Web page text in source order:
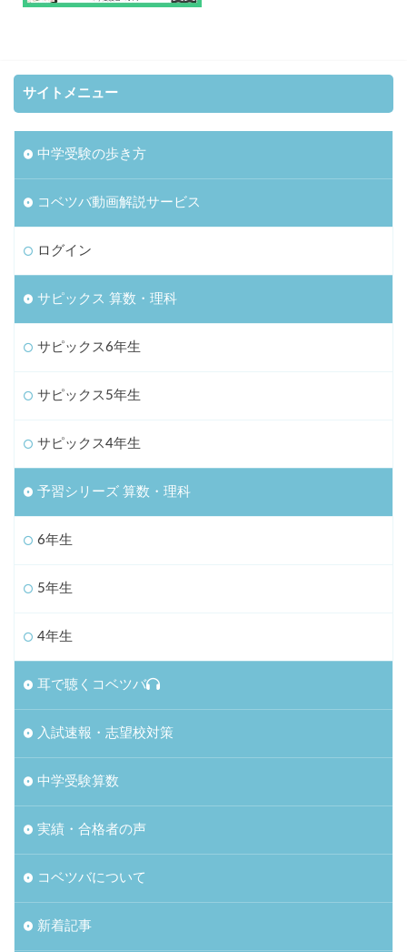
サイトメニュー
中学受験の歩き方
コベツバ動画解説サービス
ログイン
サピックス 算数・理科
サピックス6年生
サピックス5年生
サピックス4年生
予習シリーズ 算数・理科
6年生
5年生
4年生
耳で聴くコベツバ
入試速報・志望校対策
中学受験算数
実績・合格者の声
コベツバについて
新着記事